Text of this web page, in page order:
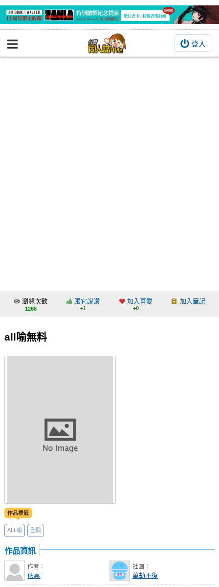
登入
BOOKY書集倉庫
交流中心
會員功能選單
瀏覽次數
1268
跟它說讚
+1
加入喜愛
+0
加入筆記
all喻無料
作品標籤
ALL喻 全職
作品資訊
作者：
依惠
社團：
萬劫不復